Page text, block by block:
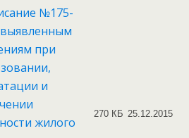
№175-
при
и
жилого
270 КБ 25.12.2015